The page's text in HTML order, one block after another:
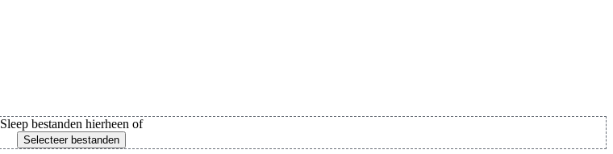
Sleep bestanden hierheen of
Selecteer bestanden